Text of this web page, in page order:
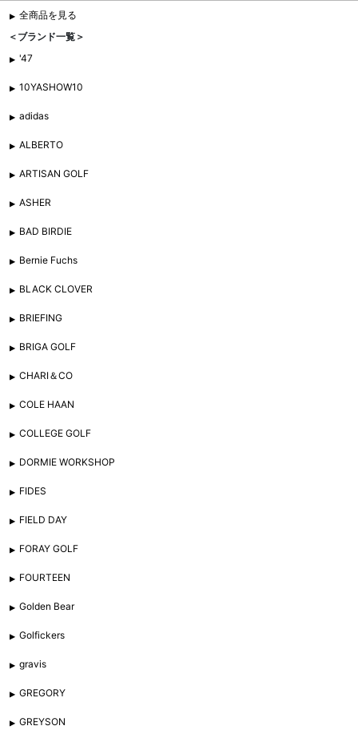
全商品を見る
＜ブランド一覧＞
'47
10YASHOW10
adidas
ALBERTO
ARTISAN GOLF
ASHER
BAD BIRDIE
Bernie Fuchs
BLACK CLOVER
BRIEFING
BRIGA GOLF
CHARI＆CO
COLE HAAN
COLLEGE GOLF
DORMIE WORKSHOP
FIDES
FIELD DAY
FORAY GOLF
FOURTEEN
Golden Bear
Golfickers
gravis
GREGORY
GREYSON